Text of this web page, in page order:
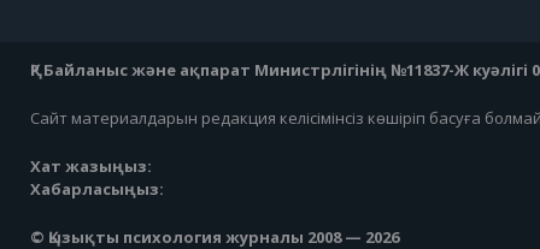
ҚР Байланыс және ақпарат Министрлігінің №11837-Ж куәлігі
Сайт материалдарын редакция келісімінсіз көшіріп басуға
Хат жазыңыз:
Хабарласыңыз:
© Қызықты психология журналы 2008 — 2026